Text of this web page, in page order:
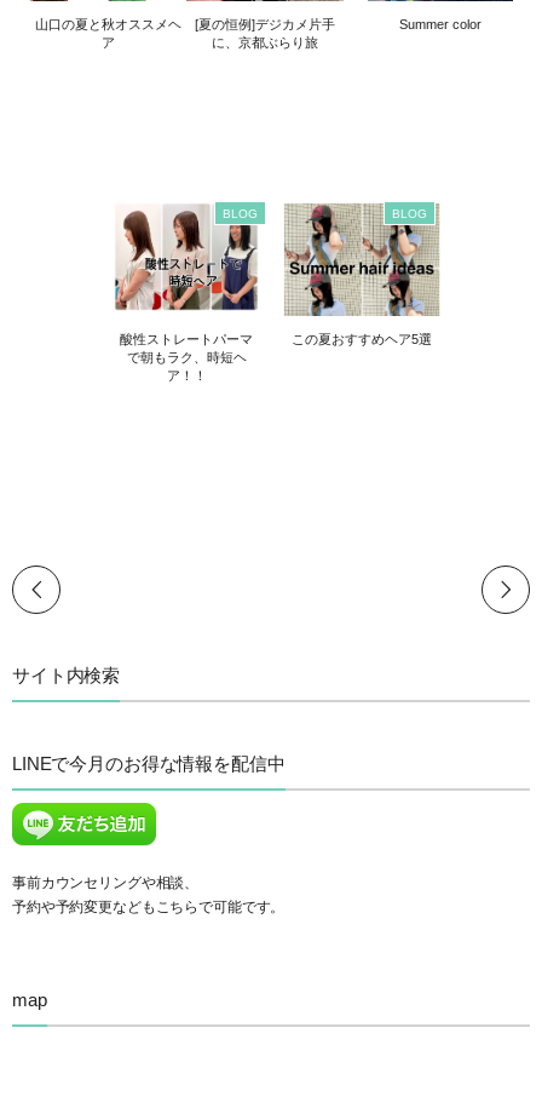
山口の夏と秋オススメヘ
ア
[夏の恒例]デジカメ片手
に、京都ぶらり旅
Summer color
BLOG
酸性ストレートパーマ
で朝もラク、時短ヘ
ア！！
BLOG
この夏おすすめヘア5選
サイト内検索
LINEで今月のお得な情報を配信中
事前カウンセリングや相談、
予約や予約変更などもこちらで可能です。
map